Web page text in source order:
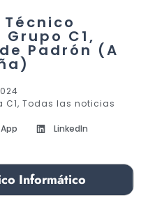
Técnico
C1,
Padrón (A
C1, Todas las noticias
LinkedIn
Informático